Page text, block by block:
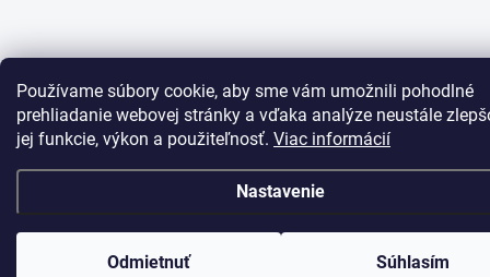
Používame súbory cookie, aby sme vám umožnili pohodlné
prehliadanie webovej stránky a vďaka analýze neustále
jej funkcie, výkon a použiteľnosť. Viac informácií
Nastavenie
Odmietnuť Súhlasím